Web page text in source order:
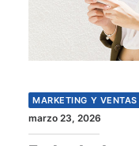
MARKETING Y VENTAS
marzo 23, 2026